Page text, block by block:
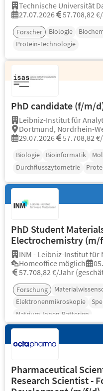
Technische Universität
27.07.2026
57.708,82
Forscher Biologie
Protein-Technologie
PhD candidate (f/m/
Leibniz-Institut für
Dortmund, Nordrhein-
29.07.2026
57.708,82
Biologie Bioinformatik
Durchflusszytometrie
PhD Student
Electrochemistry (m/
INM - Leibniz-Institut für
Homeoffice möglich
57.708,82 €/Jahr
Forschung
Elektronenmikroskopie
Natrium-Ionen-Batterien
Pharmaceutical
Research Scientist -